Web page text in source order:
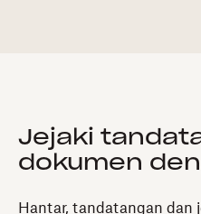
Jejaki
dokumen
Hantar, tandatangan dan